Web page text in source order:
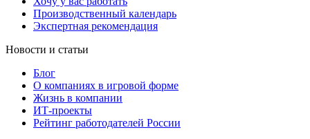
Производственный календарь
Экспертная рекомендация
Новости и статьи
Блог
О компаниях в игровой форме
Жизнь в компании
ИТ-проекты
Рейтинг работодателей России